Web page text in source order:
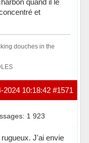
quand il le
et
douches in the
#1571
2024 10:18:42
1 923
J'ai envie